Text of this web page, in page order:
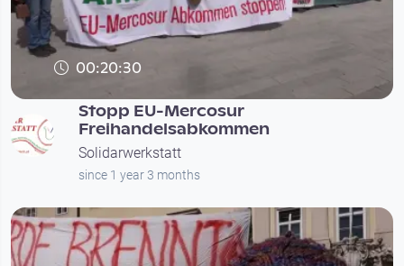
00:20:30
Stopp EU-Mercosur
Freihandelsabkommen
Solidarwerkstatt
since 1 year 3 months